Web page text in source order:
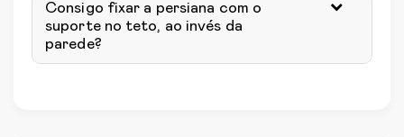
Consigo fixar a persiana com o
suporte no teto, ao invés da
parede?